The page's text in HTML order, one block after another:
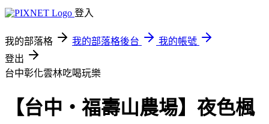
登入
我的部落格 我的部落格後台
我的帳號
登出
台中彰化雲林吃喝玩樂
【台中‧福壽山農場】夜色楓